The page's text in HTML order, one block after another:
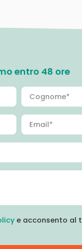
entro 48 ore
e acconsento al